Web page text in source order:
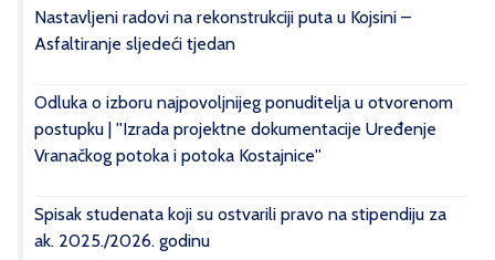
Nastavljeni radovi na rekonstrukciji puta u Kojsini –
Asfaltiranje sljedeći tjedan
Odluka o izboru najpovoljnijeg ponuditelja u otvorenom
postupku | ''Izrada projektne dokumentacije Uređenje
Vranačkog potoka i potoka Kostajnice''
Spisak studenata koji su ostvarili pravo na stipendiju za
ak. 2025./2026. godinu